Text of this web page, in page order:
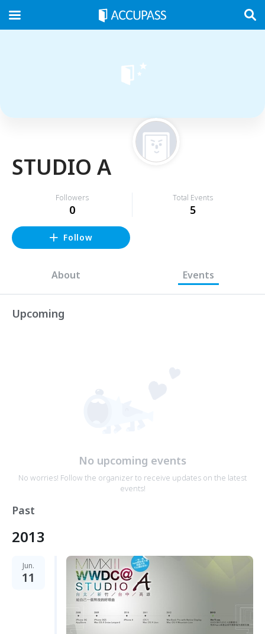
STUDIO A
Followers
0
Total Events
5
Follow
About Events
Upcoming
No upcoming events
No worries! Follow the organizer to receive updates on the latest
events!
Past
2013
Jun.
11